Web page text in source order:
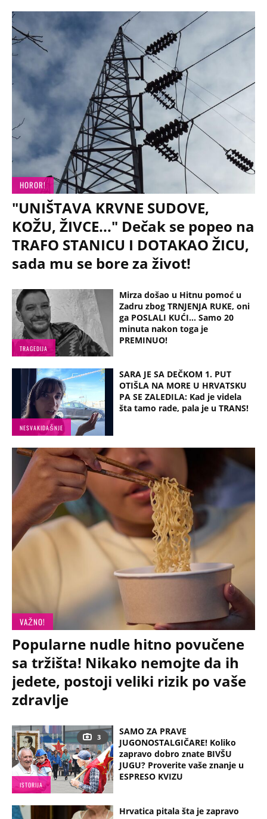
HOROR!
"UNIŠTAVA KRVNE SUDOVE,
KOŽU, ŽIVCE..." Dečak se popeo na
TRAFO STANICU I DOTAKAO ŽICU,
sada mu se bore za život!
TRAGEDIJA
Mirza došao u Hitnu pomoć u
Zadru zbog TRNJENJA RUKE, oni
ga POSLALI KUĆI... Samo 20
minuta nakon toga je
PREMINUO!
NESVAKIDAŠNJE
SARA JE SA DEČKOM 1. PUT
OTIŠLA NA MORE U HRVATSKU
PA SE ZALEDILA: Kad je videla
šta tamo rade, pala je u TRANS!
3
ISTORIJA
SAMO ZA PRAVE
JUGONOSTALGIČARE! Koliko
zapravo dobro znate BIVŠU
JUGU? Proverite vaše znanje u
ESPRESO KVIZU
Hrvatica pitala šta je zapravo
VAŽNO!
Popularne nudle hitno povučene
sa tržišta! Nikako nemojte da ih
jedete, postoji veliki rizik po vaše
zdravlje